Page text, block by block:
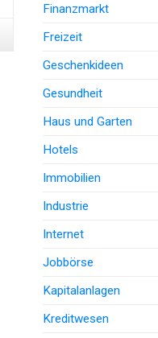
Finanzmarkt
Freizeit
Geschenkideen
Gesundheit
Haus und Garten
Hotels
Immobilien
Industrie
Internet
Jobbörse
Kapitalanlagen
Kreditwesen